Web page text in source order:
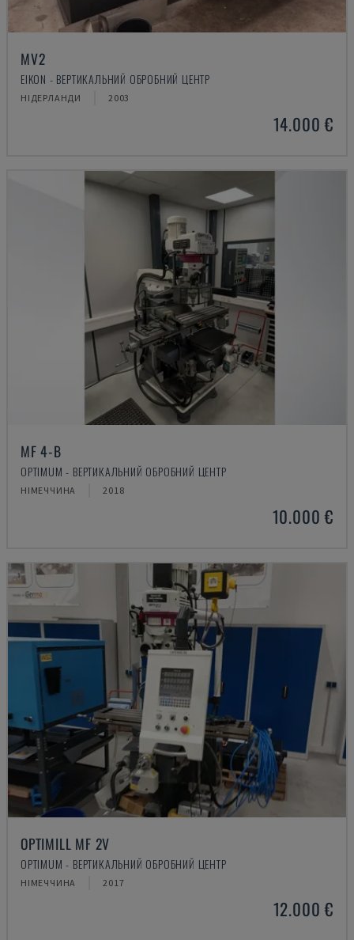
MV2
EIKON - ВЕРТИКАЛЬНИЙ ОБРОБНИЙ ЦЕНТР
НІДЕРЛАНДИ 2003
14.000 €
MF 4-B
OPTIMUM - ВЕРТИКАЛЬНИЙ ОБРОБНИЙ ЦЕНТР
НІМЕЧЧИНА 2018
10.000 €
OPTIMILL MF 2V
OPTIMUM - ВЕРТИКАЛЬНИЙ ОБРОБНИЙ ЦЕНТР
НІМЕЧЧИНА 2017
12.000 €